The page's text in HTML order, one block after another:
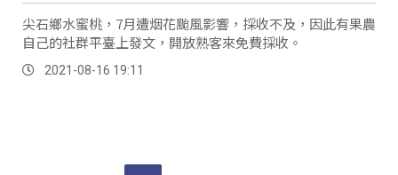
尖石鄉水蜜桃，7月遭烟花颱風影響，採收不及，因此有果農
自己的社群平臺上發文，開放熟客來免費採收。
2021-08-16 19:11